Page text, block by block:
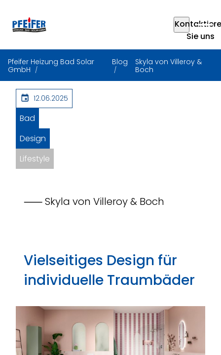
Sie uns
Pfeifer Heizung Bad Solar
GmbH
Blog
Skyla von Villeroy &
Boch
12.06.2025
Bad
Design
Lifestyle
⸺ Skyla von Villeroy & Boch
Vielseitiges Design für
individuelle Traumbäder